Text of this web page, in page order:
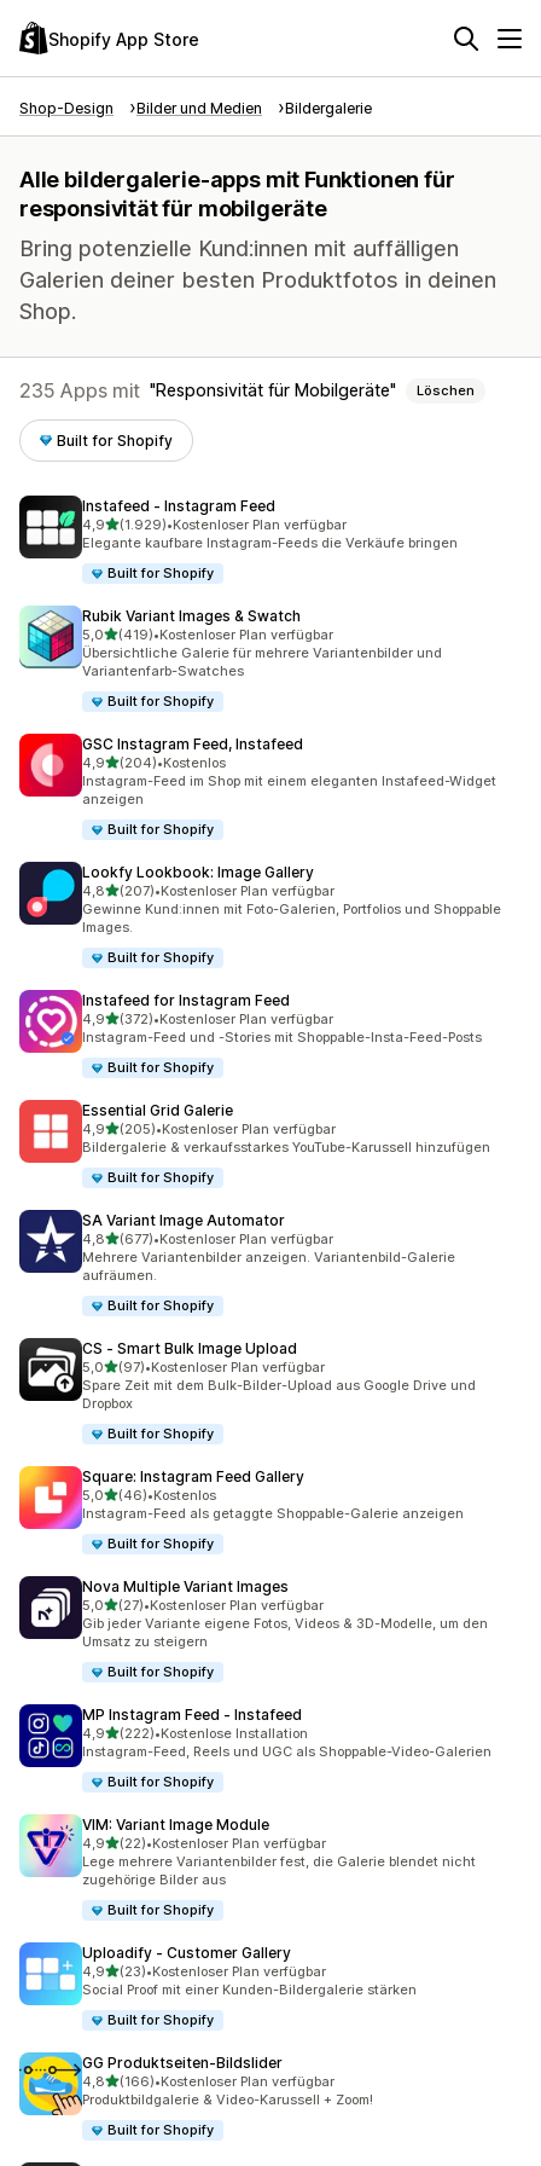
Shopify App Store
Shop-Design Bilder und Medien Bildergalerie
Alle bildergalerie-apps mit Funktionen für
responsivität für mobilgeräte
Bring potenzielle Kund:innen mit auffälligen
Galerien deiner besten Produktfotos in deinen
Shop.
235 Apps mit Responsivität für Mobilgeräte Löschen
Built for Shopify
Instafeed ‑ Instagram Feed
4,9von 5 Sternen
(1.929)
1929 Rezensionen insgesamt
•Kostenloser Plan verfügbar
Elegante kaufbare Instagram-Feeds die Verkäufe bringen
Built for Shopify
Rubik Variant Images & Swatch
5,0von 5 Sternen
(419)
419 Rezensionen insgesamt
•Kostenloser Plan verfügbar
Übersichtliche Galerie für mehrere Variantenbilder und
Variantenfarb-Swatches
Built for Shopify
GSC Instagram Feed, Instafeed
4,9von 5 Sternen
(204)
204 Rezensionen insgesamt
•Kostenlos
Instagram-Feed im Shop mit einem eleganten Instafeed-Widget
anzeigen
Built for Shopify
Lookfy Lookbook: Image Gallery
4,8von 5 Sternen
(207)
207 Rezensionen insgesamt
•Kostenloser Plan verfügbar
Gewinne Kund:innen mit Foto-Galerien, Portfolios und Shoppable
Images.
Built for Shopify
Instafeed for Instagram Feed
4,9von 5 Sternen
(372)
372 Rezensionen insgesamt
•Kostenloser Plan verfügbar
Instagram-Feed und -Stories mit Shoppable-Insta-Feed-Posts
Built for Shopify
Essential Grid Galerie
4,9von 5 Sternen
(205)
205 Rezensionen insgesamt
•Kostenloser Plan verfügbar
Bildergalerie & verkaufsstarkes YouTube-Karussell hinzufügen
Built for Shopify
SA Variant Image Automator
4,8von 5 Sternen
(677)
677 Rezensionen insgesamt
•Kostenloser Plan verfügbar
Mehrere Variantenbilder anzeigen. Variantenbild-Galerie
aufräumen.
Built for Shopify
CS ‑ Smart Bulk Image Upload
5,0von 5 Sternen
(97)
97 Rezensionen insgesamt
•Kostenloser Plan verfügbar
Spare Zeit mit dem Bulk-Bilder-Upload aus Google Drive und
Dropbox
Built for Shopify
Square: Instagram Feed Gallery
5,0von 5 Sternen
(46)
46 Rezensionen insgesamt
•Kostenlos
Instagram-Feed als getaggte Shoppable-Galerie anzeigen
Built for Shopify
Nova Multiple Variant Images
5,0von 5 Sternen
(27)
27 Rezensionen insgesamt
•Kostenloser Plan verfügbar
Gib jeder Variante eigene Fotos, Videos & 3D-Modelle, um den
Umsatz zu steigern
Built for Shopify
MP Instagram Feed ‑ Instafeed
4,9von 5 Sternen
(222)
222 Rezensionen insgesamt
•Kostenlose Installation
Instagram-Feed, Reels und UGC als Shoppable-Video-Galerien
Built for Shopify
VIM: Variant Image Module
4,9von 5 Sternen
(22)
22 Rezensionen insgesamt
•Kostenloser Plan verfügbar
Lege mehrere Variantenbilder fest, die Galerie blendet nicht
zugehörige Bilder aus
Built for Shopify
Uploadify ‑ Customer Gallery
4,9von 5 Sternen
(23)
23 Rezensionen insgesamt
•Kostenloser Plan verfügbar
Social Proof mit einer Kunden-Bildergalerie stärken
Built for Shopify
GG Produktseiten‑Bildslider
4,8von 5 Sternen
(166)
166 Rezensionen insgesamt
•Kostenloser Plan verfügbar
Produktbildgalerie & Video-Karussell + Zoom!
Built for Shopify